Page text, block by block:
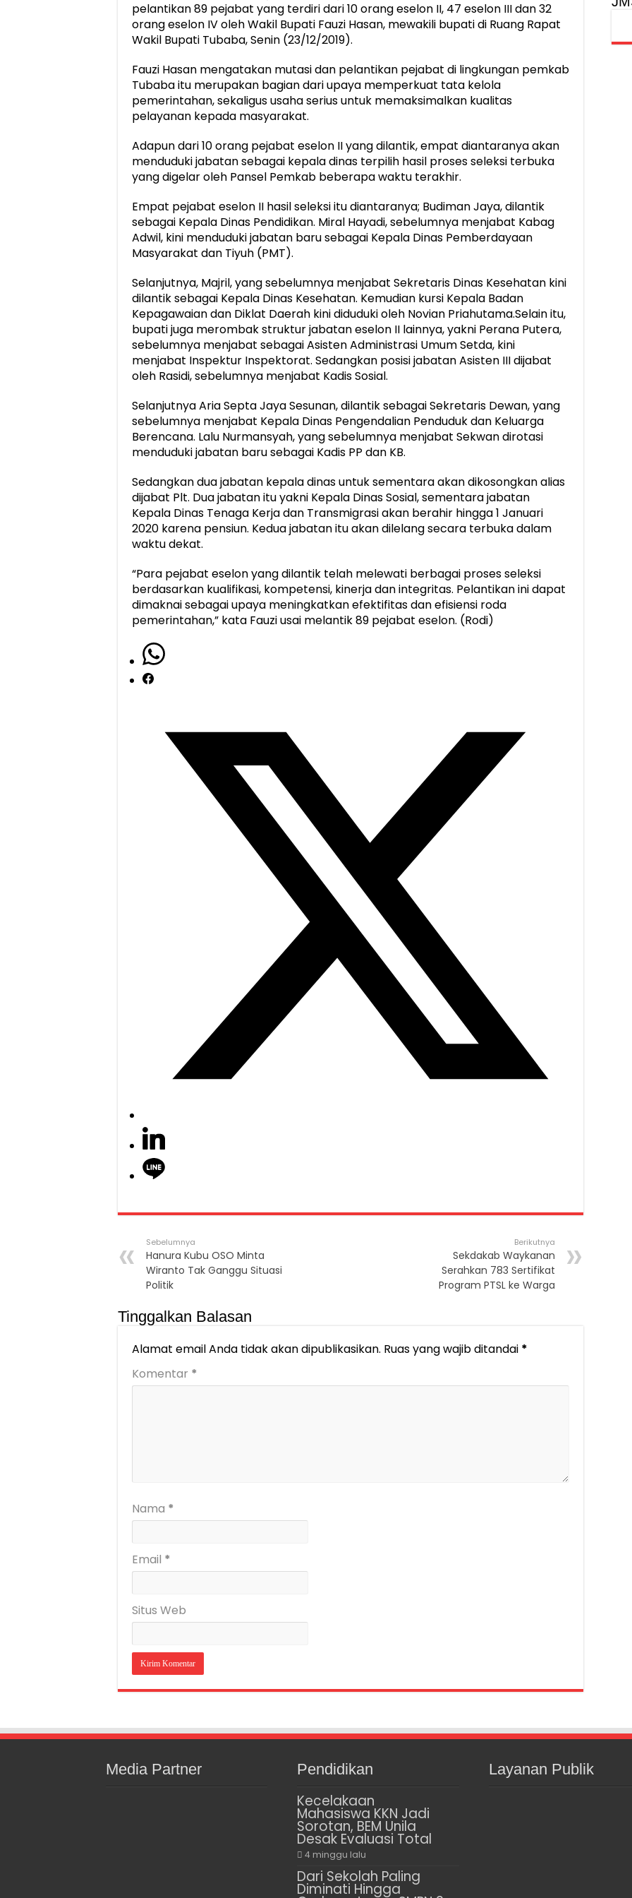
pelantikan 89 pejabat yang terdiri dari 10 orang eselon II, 47 eselon III dan 32
orang eselon IV oleh Wakil Bupati Fauzi Hasan, mewakili bupati di Ruang Rapat
Wakil Bupati Tubaba, Senin (23/12/2019).
Fauzi Hasan mengatakan mutasi dan pelantikan pejabat di lingkungan pemkab
Tubaba itu merupakan bagian dari upaya memperkuat tata kelola
pemerintahan, sekaligus usaha serius untuk memaksimalkan kualitas
pelayanan kepada masyarakat.
Adapun dari 10 orang pejabat eselon II yang dilantik, empat diantaranya akan
menduduki jabatan sebagai kepala dinas terpilih hasil proses seleksi terbuka
yang digelar oleh Pansel Pemkab beberapa waktu terakhir.
Empat pejabat eselon II hasil seleksi itu diantaranya; Budiman Jaya, dilantik
sebagai Kepala Dinas Pendidikan. Miral Hayadi, sebelumnya menjabat Kabag
Adwil, kini menduduki jabatan baru sebagai Kepala Dinas Pemberdayaan
Masyarakat dan Tiyuh (PMT).
Selanjutnya, Majril, yang sebelumnya menjabat Sekretaris Dinas Kesehatan kini
dilantik sebagai Kepala Dinas Kesehatan. Kemudian kursi Kepala Badan
Kepagawaian dan Diklat Daerah kini diduduki oleh Novian Priahutama.Selain itu,
bupati juga merombak struktur jabatan eselon II lainnya, yakni Perana Putera,
sebelumnya menjabat sebagai Asisten Administrasi Umum Setda, kini
menjabat Inspektur Inspektorat. Sedangkan posisi jabatan Asisten III dijabat
oleh Rasidi, sebelumnya menjabat Kadis Sosial.
Selanjutnya Aria Septa Jaya Sesunan, dilantik sebagai Sekretaris Dewan, yang
sebelumnya menjabat Kepala Dinas Pengendalian Penduduk dan Keluarga
Berencana. Lalu Nurmansyah, yang sebelumnya menjabat Sekwan dirotasi
menduduki jabatan baru sebagai Kadis PP dan KB.
Sedangkan dua jabatan kepala dinas untuk sementara akan dikosongkan alias
dijabat Plt. Dua jabatan itu yakni Kepala Dinas Sosial, sementara jabatan
Kepala Dinas Tenaga Kerja dan Transmigrasi akan berahir hingga 1 Januari
2020 karena pensiun. Kedua jabatan itu akan dilelang secara terbuka dalam
waktu dekat.
“Para pejabat eselon yang dilantik telah melewati berbagai proses seleksi
berdasarkan kualifikasi, kompetensi, kinerja dan integritas. Pelantikan ini dapat
dimaknai sebagai upaya meningkatkan efektifitas dan efisiensi roda
pemerintahan,” kata Fauzi usai melantik 89 pejabat eselon. (Rodi)
Sebelumnya
Hanura Kubu OSO Minta
Wiranto Tak Ganggu Situasi
Politik
Berikutnya
Sekdakab Waykanan
Serahkan 783 Sertifikat
Program PTSL ke Warga
Tinggalkan Balasan
Alamat email Anda tidak akan dipublikasikan. Ruas yang wajib ditandai *
Komentar *
Nama *
Email *
Situs Web
Media Partner Pendidikan
Kecelakaan
Mahasiswa KKN Jadi
Sorotan, BEM Unila
Desak Evaluasi Total
4 minggu lalu
Dari Sekolah Paling
Diminati Hingga
Layanan Publik